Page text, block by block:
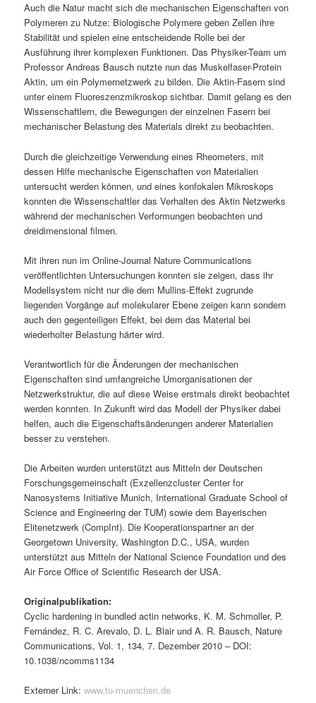
Auch die Natur macht sich die mechanischen Eigenschaften von
Polymeren zu Nutze: Biologische Polymere geben Zellen ihre
Stabilität und spielen eine entscheidende Rolle bei der
Ausführung ihrer komplexen Funktionen. Das Physiker-Team um
Professor Andreas Bausch nutzte nun das Muskelfaser-Protein
Aktin, um ein Polymernetzwerk zu bilden. Die Aktin-Fasern sind
unter einem Fluoreszenzmikroskop sichtbar. Damit gelang es den
Wissenschaftlern, die Bewegungen der einzelnen Fasern bei
mechanischer Belastung des Materials direkt zu beobachten.
Durch die gleichzeitige Verwendung eines Rheometers, mit
dessen Hilfe mechanische Eigenschaften von Materialien
untersucht werden können, und eines konfokalen Mikroskops
konnten die Wissenschaftler das Verhalten des Aktin Netzwerks
während der mechanischen Verformungen beobachten und
dreidimensional filmen.
Mit ihren nun im Online-Journal Nature Communications
veröffentlichten Untersuchungen konnten sie zeigen, dass ihr
Modellsystem nicht nur die dem Mullins-Effekt zugrunde
liegenden Vorgänge auf molekularer Ebene zeigen kann sondern
auch den gegenteiligen Effekt, bei dem das Material bei
wiederholter Belastung härter wird.
Verantwortlich für die Änderungen der mechanischen
Eigenschaften sind umfangreiche Umorganisationen der
Netzwerkstruktur, die auf diese Weise erstmals direkt beobachtet
werden konnten. In Zukunft wird das Modell der Physiker dabei
helfen, auch die Eigenschaftsänderungen anderer Materialien
besser zu verstehen.
Die Arbeiten wurden unterstützt aus Mitteln der Deutschen
Forschungsgemeinschaft (Exzellenzcluster Center for
Nanosystems Initiative Munich, International Graduate School of
Science and Engineering der TUM) sowie dem Bayerischen
Elitenetzwerk (CompInt). Die Kooperationspartner an der
Georgetown University, Washington D.C., USA, wurden
unterstützt aus Mitteln der National Science Foundation und des
Air Force Office of Scientific Research der USA.
Originalpublikation:
Cyclic hardening in bundled actin networks, K. M. Schmoller, P.
Fernández, R. C. Arevalo, D. L. Blair und A. R. Bausch, Nature
Communications, Vol. 1, 134, 7. Dezember 2010 – DOI:
10.1038/ncomms1134
Externer Link:www.tu-muenchen.de